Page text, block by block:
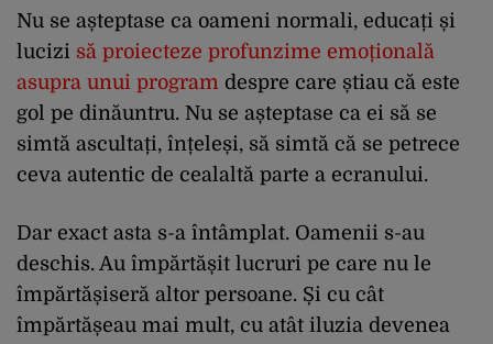
Nu se așteptase ca oameni normali, educați și
lucizi să proiecteze profunzime emoțională
asupra unui program despre care știau că este
gol pe dinăuntru. Nu se așteptase ca ei să se
simtă ascultați, înțeleși, să simtă că se petrece
ceva autentic de cealaltă parte a ecranului.
Dar exact asta s-a întâmplat. Oamenii s-au
deschis. Au împărtășit lucruri pe care nu le
împărtășiseră altor persoane. Și cu cât
împărtășeau mai mult, cu atât iluzia devenea